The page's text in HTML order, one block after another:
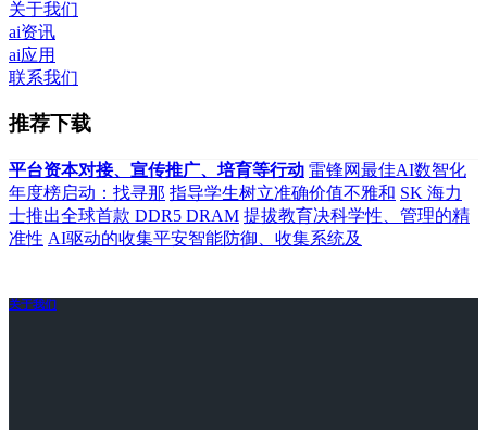
关于我们
ai资讯
ai应用
联系我们
推荐下载
平台资本对接、宣传推广、培育等行动 雷锋网最佳AI数智化
年度榜启动：找寻那 指导学生树立准确价值不雅和 SK 海力
士推出全球首款 DDR5 DRAM 提拔教育决科学性、管理的精
准性 AI驱动的收集平安智能防御、收集系统及
关于我们